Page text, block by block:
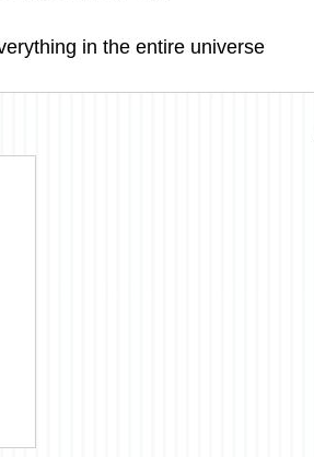
in the entire universe